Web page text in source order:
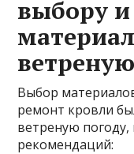
выбору
Выбор
ремонт кровли
ветреную
рекомендаций: